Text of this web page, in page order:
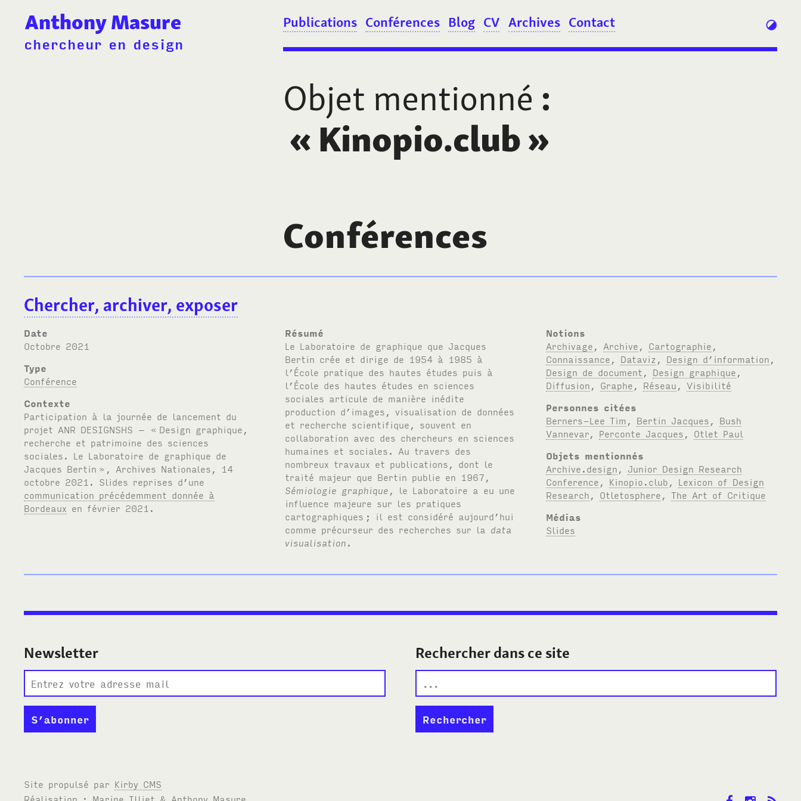
Anthony Masure
chercheur en design
Publications Conférences Blog CV Archives Contact
Objet mentionné :
« Kinopio.club»
Conférences
Chercher, archiver, exposer
Date
octobre 2021
Type
Conférence
Contexte
Participation à la journée de lancement du
projet ANR DESIGNSHS – « Design graphique,
recherche et patrimoine des sciences
sociales. Le Laboratoire de graphique de
Jacques Bertin », Archives Nationales, 14
octobre 2021. Slides reprises d’une
communication précédemment donnée à
Bordeaux en février 2021.
Résumé
Le Laboratoire de graphique que Jacques
Bertin crée et dirige de 1954 à 1985 à
l’École pratique des hautes études puis à
l’École des hautes études en sciences
sociales articule de manière inédite
production d’images, visualisation de données
et recherche scientifique, souvent en
collaboration avec des chercheurs en sciences
humaines et sociales. Au travers des
nombreux travaux et publications, dont le
traité majeur que Bertin publie en 1967,
Sémiologie graphique , le Laboratoire a eu une
influence majeure sur les pratiques
cartographiques ; il est considéré aujourd’hui
comme précurseur des recherches sur la data
visualisation .
Notions
Archivage
Archive Cartographie
Connaissance
Dataviz Design d’information
Design de document
Design graphique
Diffusion
Graphe Réseau ,Visibilité
Personnes citées
Berners-Lee Tim
Bertin Jacques
Bush
Vannevar
Perconte Jacques
Otlet Paul
Objets mentionnés
Archive.design
Junior Design Research
Conference
Kinopio.club
Lexicon of Design
Research
Otletosphere ,The Art of Critique
Médias
Slides
Newsletter Rechercher dans ce site
Site propulsé par Kirby CMS